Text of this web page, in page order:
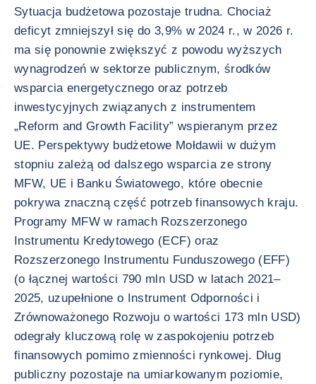
Sytuacja budżetowa pozostaje trudna. Chociaż
deficyt zmniejszył się do 3,9% w 2024 r., w 2026 r.
ma się ponownie zwiększyć z powodu wyższych
wynagrodzeń w sektorze publicznym, środków
wsparcia energetycznego oraz potrzeb
inwestycyjnych związanych z instrumentem
„Reform and Growth Facility” wspieranym przez
UE. Perspektywy budżetowe Mołdawii w dużym
stopniu zależą od dalszego wsparcia ze strony
MFW, UE i Banku Światowego, które obecnie
pokrywa znaczną część potrzeb finansowych kraju.
Programy MFW w ramach Rozszerzonego
Instrumentu Kredytowego (ECF) oraz
Rozszerzonego Instrumentu Funduszowego (EFF)
(o łącznej wartości 790 mln USD w latach 2021–
2025, uzupełnione o Instrument Odporności i
Zrównoważonego Rozwoju o wartości 173 mln USD)
odegrały kluczową rolę w zaspokojeniu potrzeb
finansowych pomimo zmienności rynkowej. Dług
publiczny pozostaje na umiarkowanym poziomie,